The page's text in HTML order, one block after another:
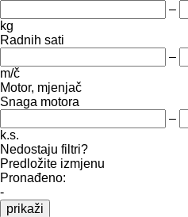
–
kg
Radnih sati
–
m/č
Motor, mjenjač
Snaga motora
–
k.s.
Nedostaju filtri?
Predložite izmjenu
Pronađeno:
-
prikaži